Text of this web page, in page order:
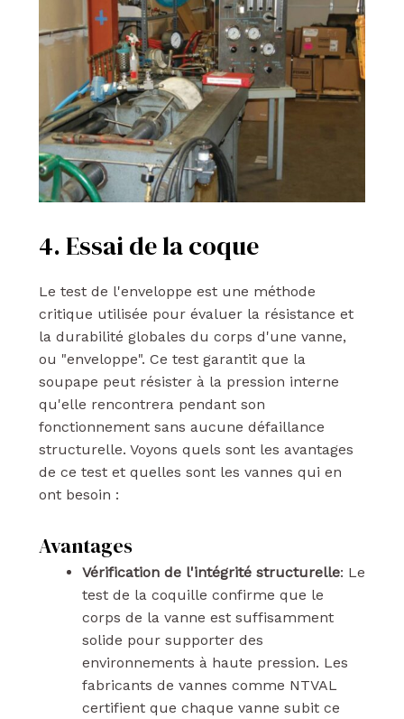
4. Essai de la coque
Le test de l'enveloppe est une méthode
critique utilisée pour évaluer la résistance et
la durabilité globales du corps d'une vanne,
ou "enveloppe". Ce test garantit que la
soupape peut résister à la pression interne
qu'elle rencontrera pendant son
fonctionnement sans aucune défaillance
structurelle. Voyons quels sont les avantages
de ce test et quelles sont les vannes qui en
ont besoin :
Avantages
Vérification de l'intégrité structurelle: Le
test de la coquille confirme que le
corps de la vanne est suffisamment
solide pour supporter des
environnements à haute pression. Les
fabricants de vannes comme NTVAL
certifient que chaque vanne subit ce